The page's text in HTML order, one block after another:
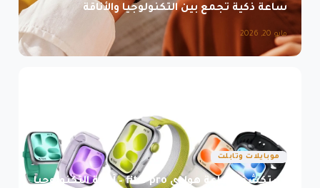
ساعة ذكية تجمع بين التكنولوجيا والأناقة
مايو 20, 2026
موبايلات وتابلت
استكشف ساعة هواوي fit 5 pro – أناقة التكنولوجيا